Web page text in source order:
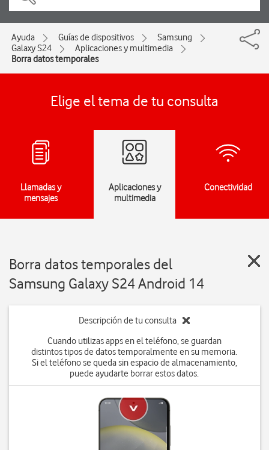
Ayuda Guías de dispositivos
Samsung
Galaxy S24
Aplicaciones y multimedia
Borra datos temporales
Elige el tema de tu consulta
Llamadas y
mensajes
Aplicaciones y
multimedia
Conectividad
Borra datos temporales del
Samsung Galaxy S24 Android 14
Descripción de tu consulta
Cuando utilizas apps en el teléfono, se guardan
distintos tipos de datos temporalmente en su memoria.
Si el teléfono se queda sin espacio de almacenamiento,
puede ayudarte borrar estos datos.